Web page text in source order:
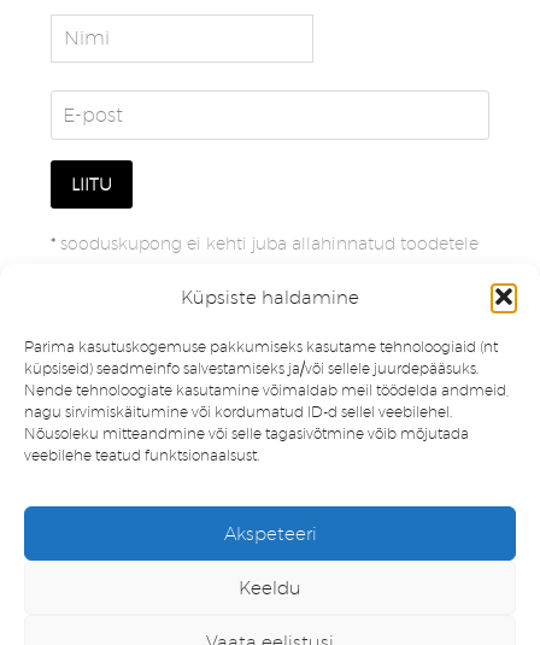
Küpsiste haldamine
Parima kasutuskogemuse pakkumiseks kasutame tehnoloogiaid (nt
küpsiseid) seadmeinfo salvestamiseks ja/või sellele juurdepääsuks.
Nende tehnoloogiate kasutamine võimaldab meil töödelda andmeid,
nagu sirvimiskäitumine või kordumatud ID-d sellel veebilehel.
Nõusoleku mitteandmine või selle tagasivõtmine võib mõjutada
veebilehe teatud funktsionaalsust.
Akspeteeri
Keeldu
* sooduskupong ei kehti juba allahinnatud toodetele
Müügitingimused Privaatsuspoliitika
Minu konto Soovinimekiri